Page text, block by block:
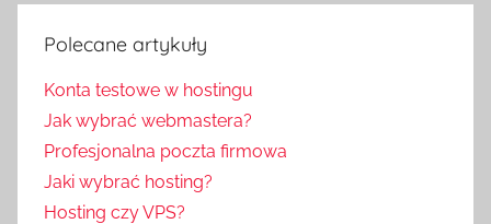
Polecane artykuły
Konta testowe w hostingu
Jak wybrać webmastera?
Profesjonalna poczta firmowa
Jaki wybrać hosting?
Hosting czy VPS?